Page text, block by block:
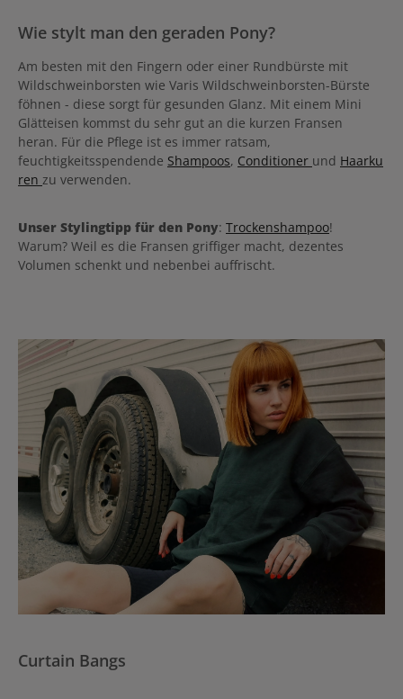
Wie stylt man den geraden Pony?
Am besten mit den Fingern oder einer Rundbürste mit
Wildschweinborsten wie Varis Wildschweinborsten-Bürste
föhnen - diese sorgt für gesunden Glanz. Mit einem Mini
Glätteisen kommst du sehr gut an die kurzen Fransen
heran. Für die Pflege ist es immer ratsam,
feuchtigkeitsspendende Shampoos, Conditioner und Haarku
ren zu verwenden.
Unser Stylingtipp für den Pony: Trockenshampoo!
Warum? Weil es die Fransen griffiger macht, dezentes
Volumen schenkt und nebenbei auffrischt.
Curtain Bangs